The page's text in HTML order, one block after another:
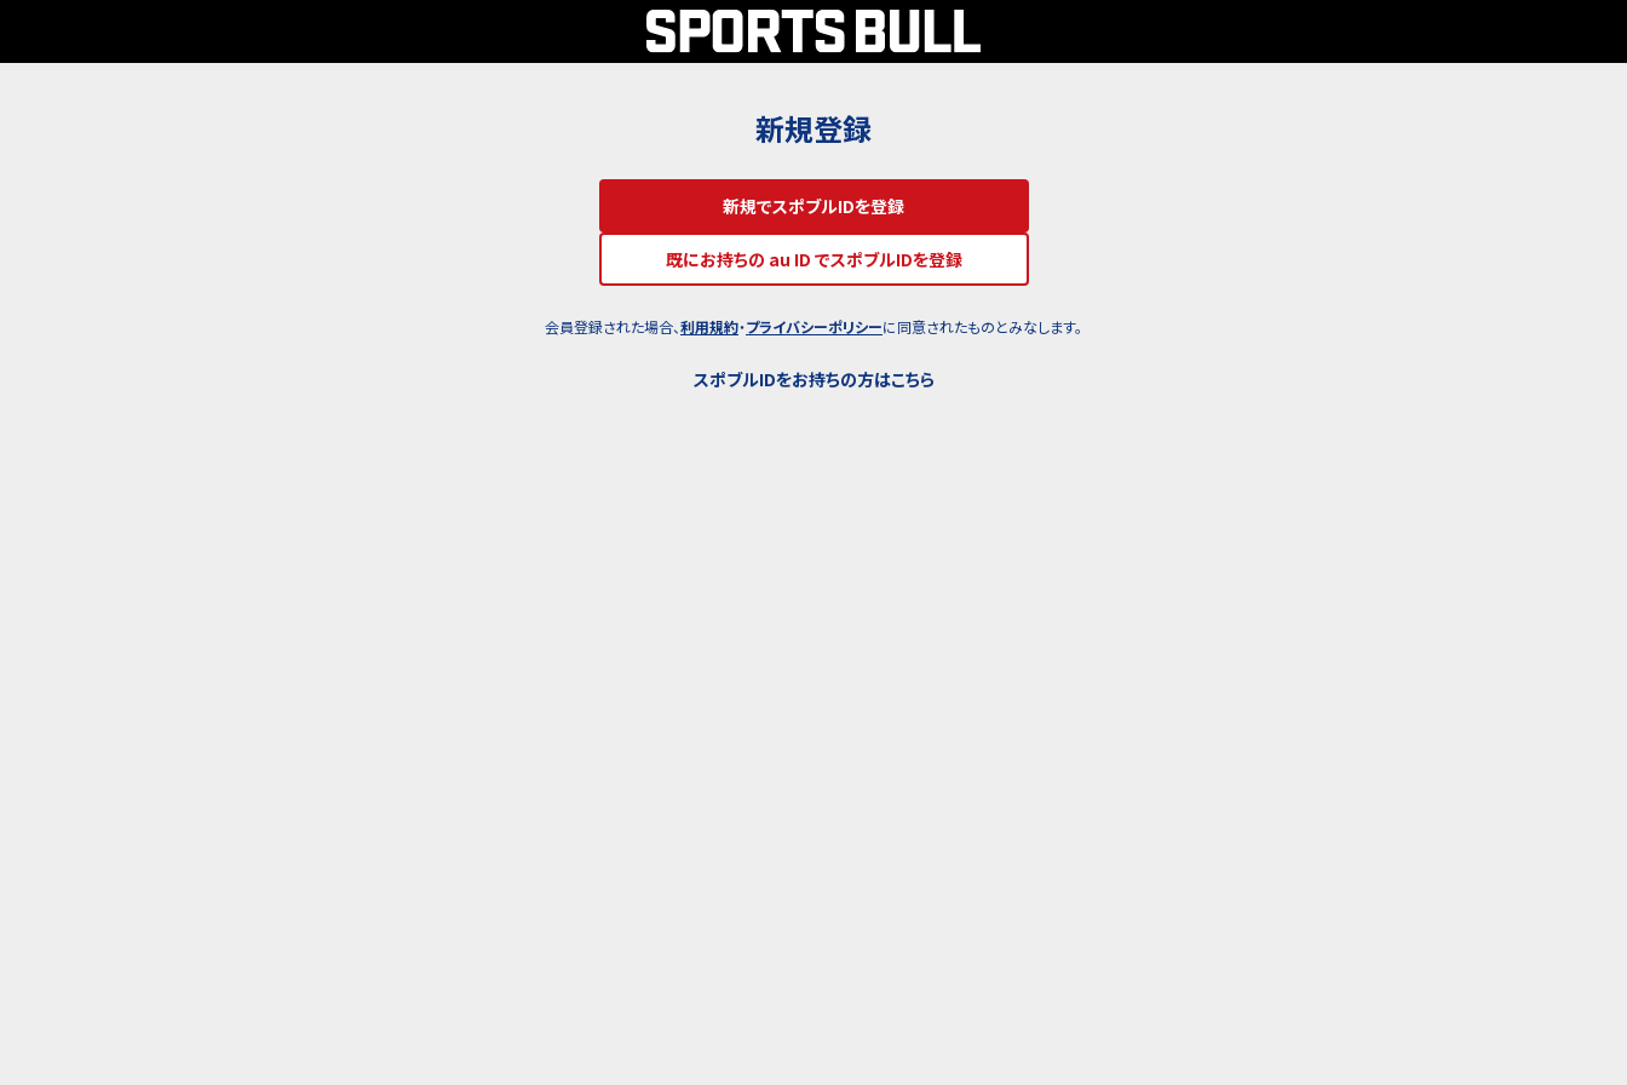
新規登録
新規でスポブルIDを登録
既にお持ちの au ID でスポブルIDを登録
会員登録された場合、利用規約・プライバシーポリシーに同意されたものとみなします。
スポブルIDをお持ちの方はこちら